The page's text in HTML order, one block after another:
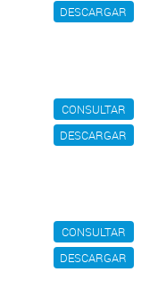
DESCARGAR
CONSULTAR
DESCARGAR
CONSULTAR
DESCARGAR